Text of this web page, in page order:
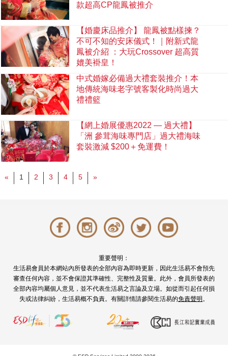
款超高CP龍鳳被推介
【婚慶床品推介】 龍鳳被點樣揀？
不可不知的安床儀式！｜附新式龍
鳳被介紹 ：大玩Crossover 超高質
媲美褂皇！
中式婚嫁必備過大禮套裝推介！本
地傳統海味老字號客製化時尚過大
禮禮籃
【網上婚展優惠2022 — 過大禮】
「洲 參茸海味專門店」過大禮海味
套裝激減 $200＋免運費！
« 1 2 3 4 5 »
重要聲明：
生活易會員於本網站內所發表的全部內容為即時更新，因此生活易不會預先
審查任何內容，並不會保證其準確性、完整性及質量。此外，會員所發表的
全部內容均屬個人意見，並不代表生活易之言論及立場。如從而引起任何損
失或法律糾紛，生活易概不負責。有關詳情請參閱生活易的免責聲明 。